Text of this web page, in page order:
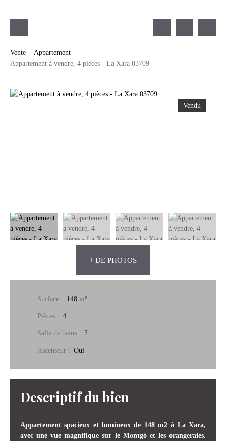
Vente
Appartement
Appartement à vendre, 4 pièces - La Xara 03709
Vendu
+ DE PHOTOS
Surface : 148 m²
Pièces : 4
Salle de bains : 2
Ascenseur : Oui
Descriptif du bien
Appartement spacieux et lumineux de 148 m2 à La Xara,
avec une vue magnifique sur le Montgó et les orangeraies.